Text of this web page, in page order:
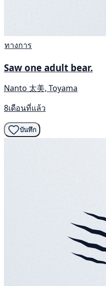
ทางการ
Saw one adult bear.
Nanto 太美, Toyama
8เดือนที่แล้ว
บันทึก